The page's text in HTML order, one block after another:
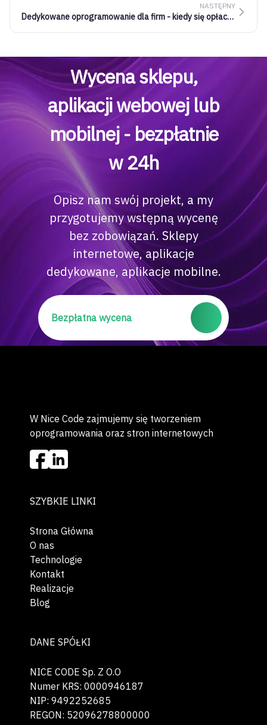
NASTĘPNY
Dedykowane oprogramowanie dla firm - kiedy się opłaca?
Wycena sklepu,
aplikacji webowej lub
mobilnej - bezpłatnie
w 24h
Opisz nam swój projekt, a my
przygotujemy wstępną wycenę
bez zobowiązań. Sklepy
internetowe, aplikacje
dedykowane, aplikacje mobilne.
Bezpłatna wycena
W Nice Code zajmujemy się tworzeniem
oprogramowania oraz stron internetowych
SZYBKIE LINKI
Strona Główna
O nas
Technologie
Kontakt
Realizacje
Blog
DANE SPÓŁKI
NICE CODE Sp. Z O.O
Numer KRS: 0000946187
NIP: 9492252685
REGON: 52096278800000